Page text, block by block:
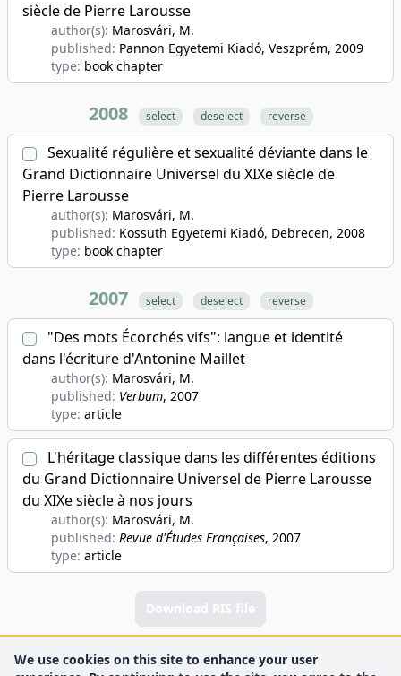
siècle de Pierre Larousse
author(s): Marosvári, M.
published: Pannon Egyetemi Kiadó, Veszprém, 2009
type: book chapter
2008 select deselect reverse
Sexualité régulière et sexualité déviante dans le
Grand Dictionnaire Universel du XIXe siècle de
Pierre Larousse
author(s): Marosvári, M.
published: Kossuth Egyetemi Kiadó, Debrecen, 2008
type: book chapter
2007 select deselect reverse
"Des mots Écorchés vifs": langue et identité
dans l'écriture d'Antonine Maillet
author(s): Marosvári, M.
published: Verbum, 2007
type: article
L'héritage classique dans les différentes éditions
du Grand Dictionnaire Universel de Pierre Larousse
du XIXe siècle à nos jours
author(s): Marosvári, M.
published: Revue d'Études Françaises, 2007
type: article
Download RIS file
We use cookies on this site to enhance your user